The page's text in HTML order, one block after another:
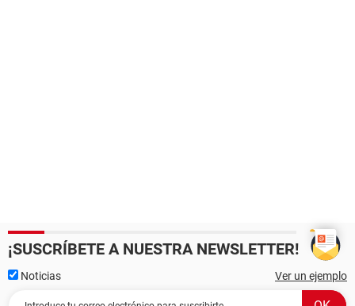
¡SUSCRÍBETE A NUESTRA NEWSLETTER!
Noticias Ver un ejemplo